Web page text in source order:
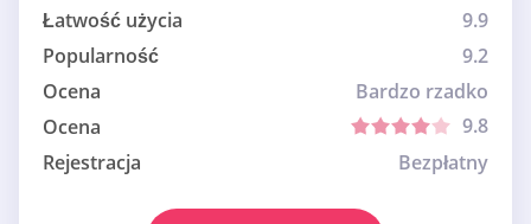
Łatwość użycia
9.9
Popularność
9.2
Ocena
Bardzo rzadko
Ocena
9.8
Rejestracja
Bezpłatny